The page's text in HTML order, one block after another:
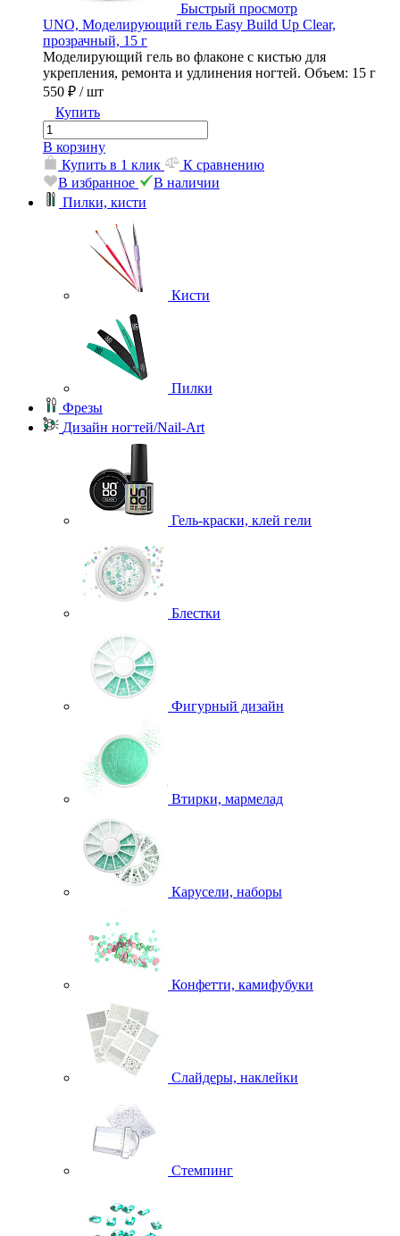
Быстрый просмотр
UNO, Моделирующий гель Easy Build Up Clear,
прозрачный, 15 г
Моделирующий гель во флаконе с кистью для
укрепления, ремонта и удлинения ногтей. Объем: 15 г
550 ₽ / шт
Купить
В корзину
Купить в 1 клик
К сравнению
В избранное
В наличии
Пилки, кисти
Кисти
Пилки
Фрезы
Дизайн ногтей/Nail-Art
Гель-краски, клей гели
Блестки
Фигурный дизайн
Втирки, мармелад
Карусели, наборы
Конфетти, камифубуки
Слайдеры, наклейки
Стемпинг